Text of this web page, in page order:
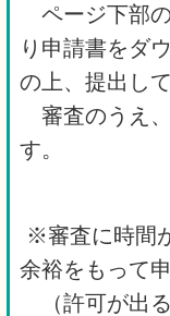
ページ下部
り申請書をダ
の上、提出し
審査のうえ
す。
※審査に時間
余裕をもって
（許可が出